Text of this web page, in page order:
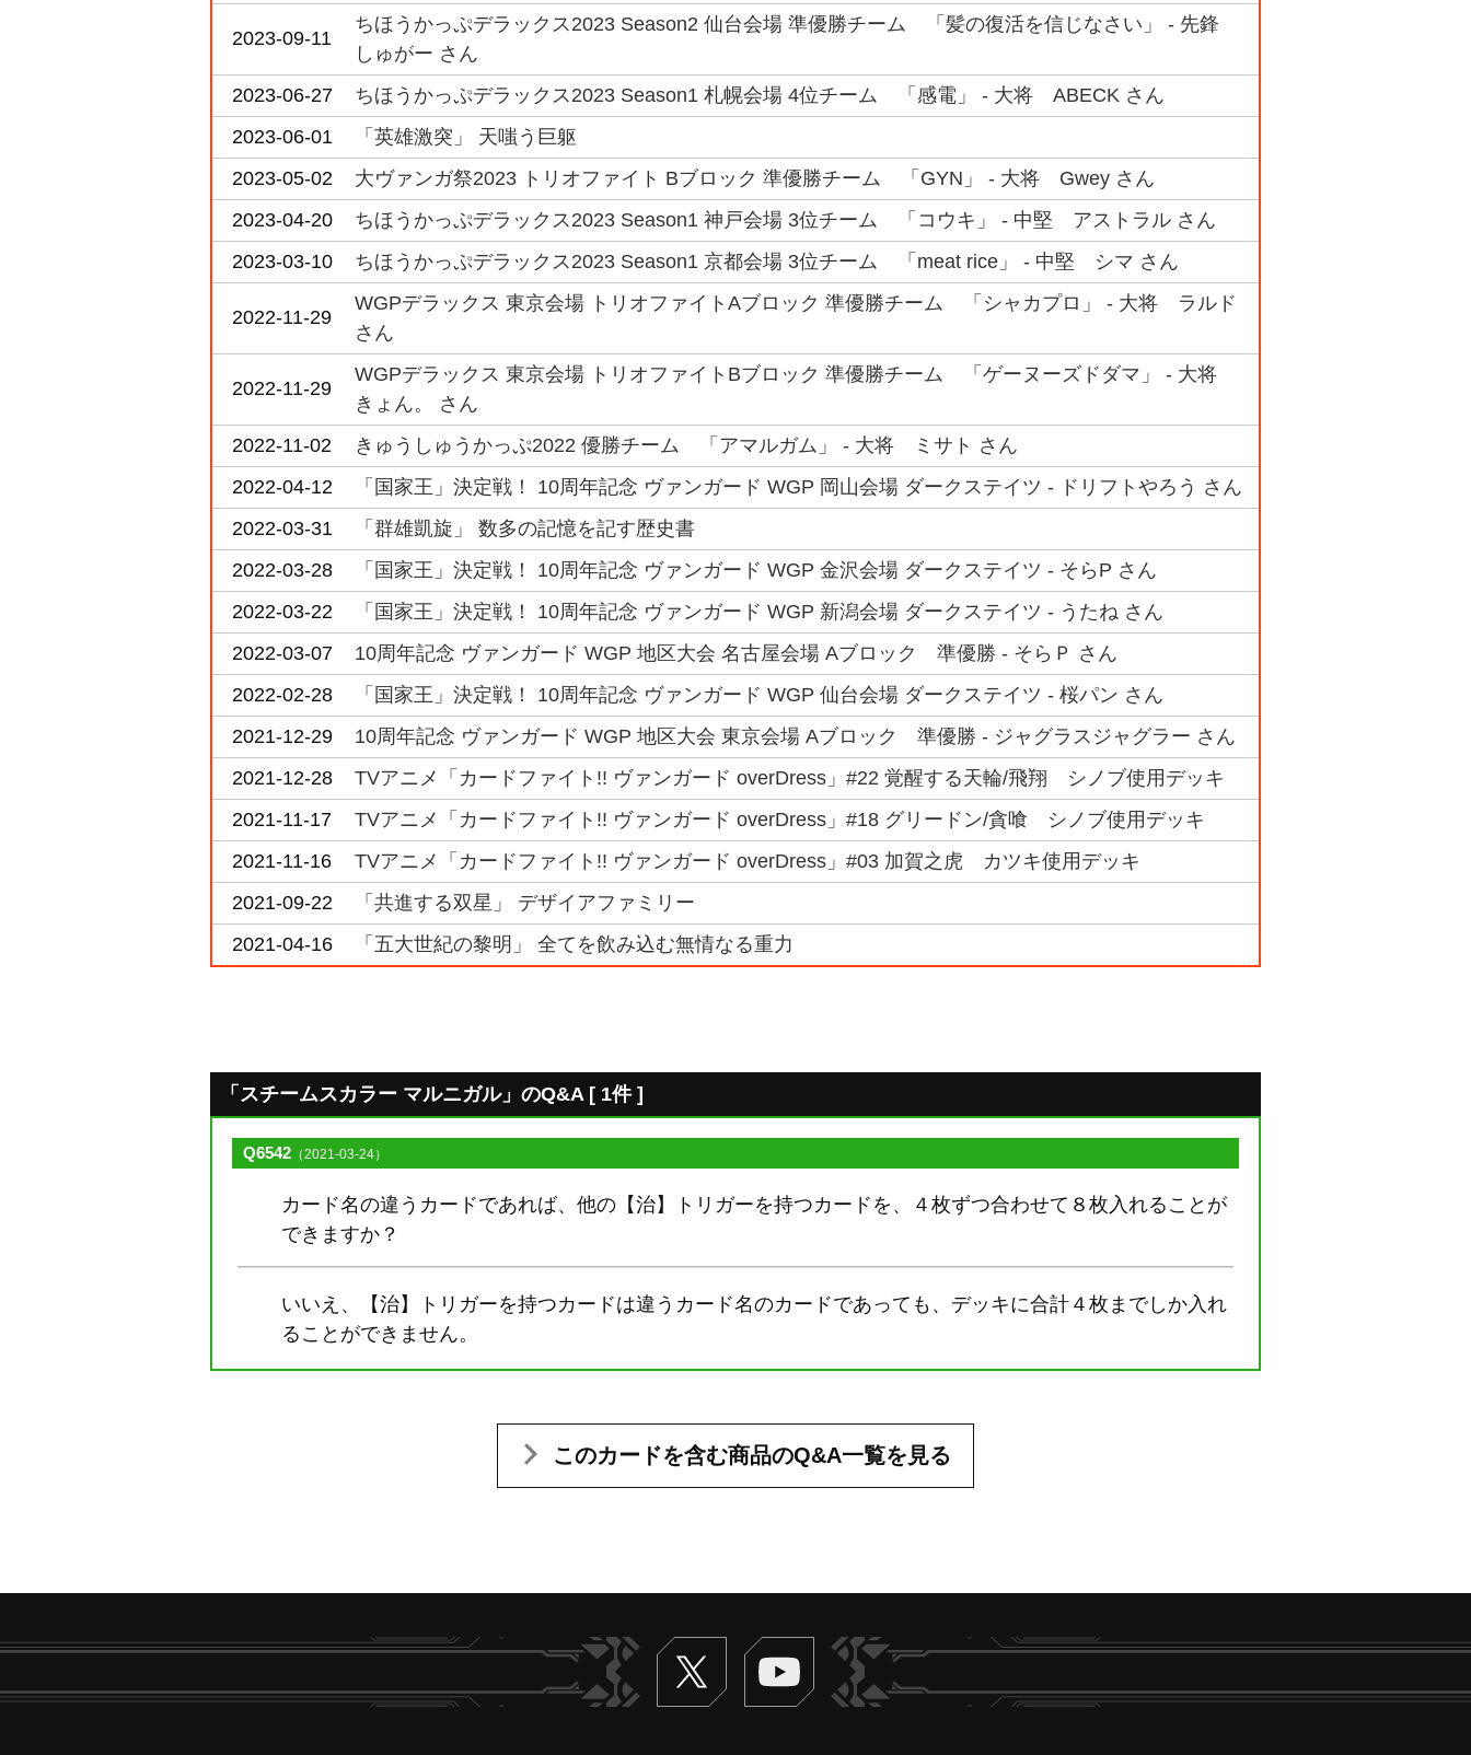
2023-09-11
ちほうかっぷデラックス2023 Season2 仙台会場 準優勝チーム 「髪の復活を信じなさい」 - 先鋒
しゅがー さん
2023-06-27
ちほうかっぷデラックス2023 Season1 札幌会場 4位チーム 「感電」 - 大将 ABECK さん
2023-06-01
「英雄激突」 天嗤う巨躯
2023-05-02
大ヴァンガ祭2023 トリオファイト Bブロック 準優勝チーム 「GYN」 - 大将 Gwey さん
2023-04-20
ちほうかっぷデラックス2023 Season1 神戸会場 3位チーム 「コウキ」 - 中堅 アストラル さん
2023-03-10
ちほうかっぷデラックス2023 Season1 京都会場 3位チーム 「meat rice」 - 中堅 シマ さん
2022-11-29
WGPデラックス 東京会場 トリオファイトAブロック 準優勝チーム 「シャカプロ」 - 大将 ラルド
さん
2022-11-29
WGPデラックス 東京会場 トリオファイトBブロック 準優勝チーム 「ゲーヌーズドダマ」 - 大将
きょん。 さん
2022-11-02
きゅうしゅうかっぷ2022 優勝チーム 「アマルガム」 - 大将 ミサト さん
2022-04-12
「国家王」決定戦！ 10周年記念 ヴァンガード WGP 岡山会場 ダークステイツ - ドリフトやろう さん
2022-03-31
「群雄凱旋」 数多の記憶を記す歴史書
2022-03-28
「国家王」決定戦！ 10周年記念 ヴァンガード WGP 金沢会場 ダークステイツ - そらP さん
2022-03-22
「国家王」決定戦！ 10周年記念 ヴァンガード WGP 新潟会場 ダークステイツ - うたね さん
2022-03-07
10周年記念 ヴァンガード WGP 地区大会 名古屋会場 Aブロック 準優勝 - そらＰ さん
2022-02-28
「国家王」決定戦！ 10周年記念 ヴァンガード WGP 仙台会場 ダークステイツ - 桜パン さん
2021-12-29
10周年記念 ヴァンガード WGP 地区大会 東京会場 Aブロック 準優勝 - ジャグラスジャグラー さん
2021-12-28
TVアニメ「カードファイト!! ヴァンガード overDress」#22 覚醒する天輪/飛翔 シノブ使用デッキ
2021-11-17
TVアニメ「カードファイト!! ヴァンガード overDress」#18 グリードン/貪喰 シノブ使用デッキ
2021-11-16
TVアニメ「カードファイト!! ヴァンガード overDress」#03 加賀之虎 カツキ使用デッキ
2021-09-22
「共進する双星」 デザイアファミリー
2021-04-16
「五大世紀の黎明」 全てを飲み込む無情なる重力
「スチームスカラー マルニガル」のQ&A [ 1件 ]
Q6542 （2021-03-24）
カード名の違うカードであれば、他の【治】トリガーを持つカードを、４枚ずつ合わせて８枚入れることが
できますか？
いいえ、【治】トリガーを持つカードは違うカード名のカードであっても、デッキに合計４枚までしか入れ
ることができません。
このカードを含む商品のQ&A一覧を見る
Twitter ヴァンガードch